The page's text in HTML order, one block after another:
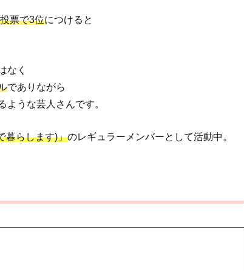
票で3位につけると
なく
でありながら
ような芸人さんです。
暮らします)」のレギュラーメンバーとして活動中。